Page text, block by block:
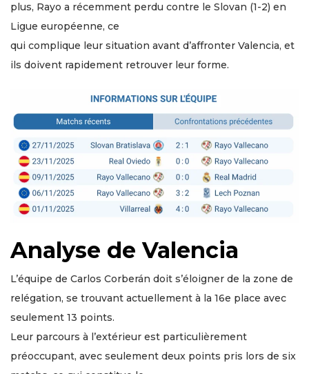
plus, Rayo a récemment perdu contre le Slovan (1-2) en
Ligue européenne, ce
qui complique leur situation avant d’affronter Valencia, et
ils doivent rapidement retrouver leur forme.
Analyse de Valencia
L’équipe de Carlos Corberán doit s’éloigner de la zone de
relégation, se trouvant actuellement à la 16e place avec
seulement 13 points.
Leur parcours à l’extérieur est particulièrement
préoccupant, avec seulement deux points pris lors de six